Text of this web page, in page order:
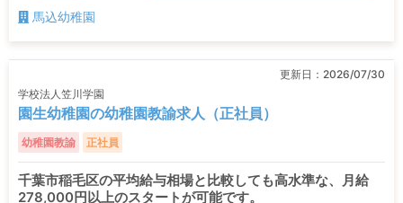
馬込幼稚園
更新日： 2026/07/30
学校法人笠川学園
園生幼稚園の幼稚園教諭求人（正社員）
幼稚園教諭 正社員
千葉市稲毛区の平均給与相場と比較しても高水準な、月給
278,000円以上のスタートが可能です。